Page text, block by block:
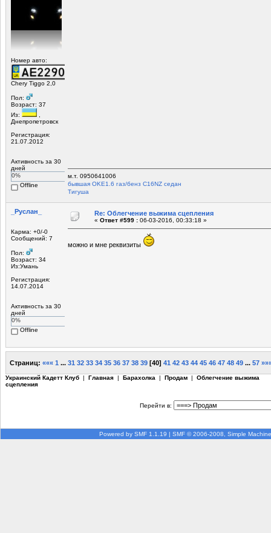
Номер авто:
Chery Tiggo 2,0
Пол:
Возраст: 37
Из:
,
Днепропетровск
Регистрация:
21.07.2012
Активность за 30
дней
0%
Offline
м.т. 0950641006
бывшая OKЕ1.6 газ/бенз C16NZ седан
Tигуша
_Руслан_
Карма: +0/-0
Сообщений: 7
Пол:
Возраст: 34
Из:Умань
Регистрация:
14.07.2014
Активность за 30
дней
0%
Offline
Re: Облегчение выжима сцепления
« Ответ #599 : 06-03-2016, 00:33:18 »
можно и мне реквизиты
Страниц: ««« 1 ... 31 32 33 34 35 36 37 38 39 [40] 41 42 43 44 45 46 47 48 49 ... 57
Украинский Кадетт Клуб | Главная | Барахолка | Продам | Облегчение выжима
сцепления
Перейти в:
Powered by SMF 1.1.19 | SMF © 2006-2008, Simple